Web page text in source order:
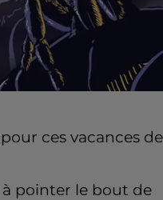
pour ces vacances de
à pointer le bout de